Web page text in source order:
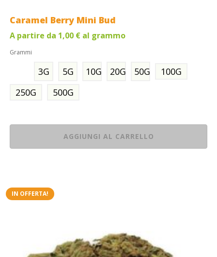
Caramel Berry Mini Bud
A partire da 1,00 € al grammo
Grammi
3G 5G 10G 20G 50G
100G
250G
500G
AGGIUNGI AL CARRELLO
IN OFFERTA!